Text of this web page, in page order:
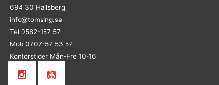
694 30 Hallsberg
info@tomsing.se
Tel 0582-157 57
Mob 0707-57 53 57
Kontorstider Mån-Fre 10-16